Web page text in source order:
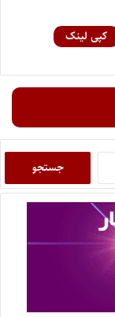
کپی لینک